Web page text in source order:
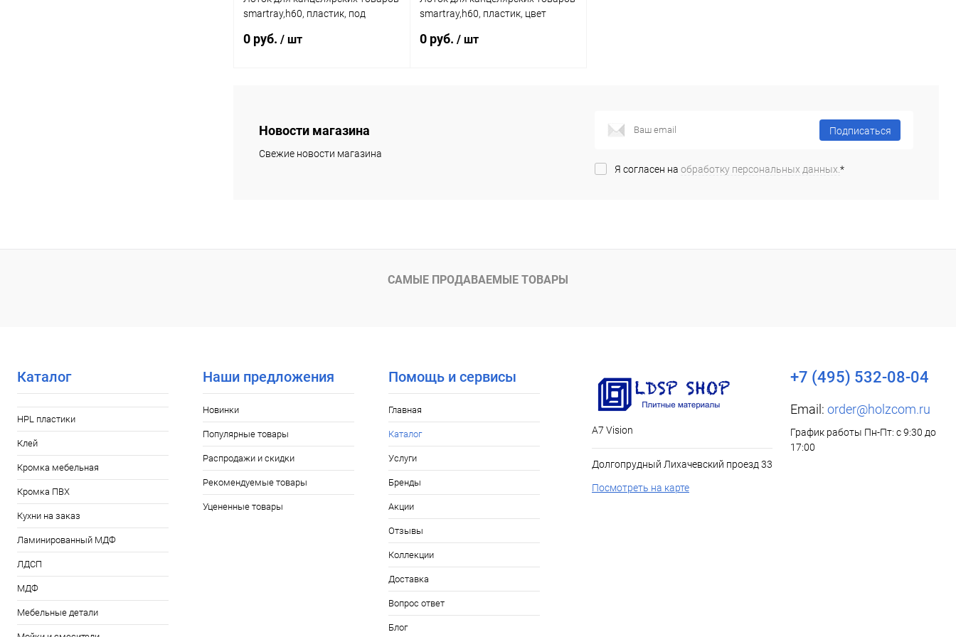
smartray,h60, пластик, под
0 руб. / шт
Купить в 1 клик К сравнению
В избранное Недоступно
smartray,h60, пластик, цвет
0 руб. / шт
Новости магазина
Свежие новости магазина
Подписаться
Я согласен на обработку персональных данных. *
САМЫЕ ПРОДАВАЕМЫЕ ТОВАРЫ
Каталог
HPL пластики
Клей
Кромка мебельная
Кромка ПВХ
Кухни на заказ
Ламинированный МДФ
ЛДСП
МДФ
Мебельные детали
Наши предложения
Новинки
Популярные товары
Распродажи и скидки
Рекомендуемые товары
Уцененные товары
Помощь и сервисы
Главная
Каталог
Услуги
Бренды
Акции
Отзывы
Коллекции
Доставка
Вопрос ответ
Блог
А7 Vision
Долгопрудный Лихачевский проезд 33
Посмотреть на карте
+7 (495) 532-08-04
Email: order@holzcom.ru
График работы Пн-Пт: с 9:30 до
17:00